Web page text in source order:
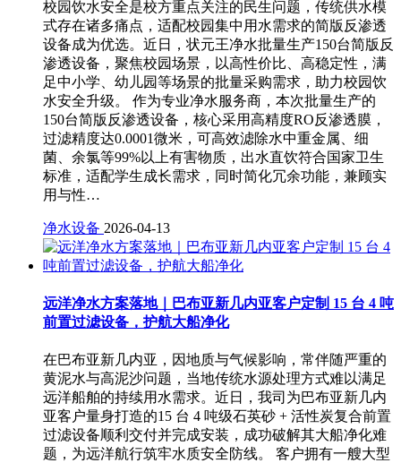
校园饮水安全是校方重点关注的民生问题，传统供水模
式存在诸多痛点，适配校园集中用水需求的简版反渗透
设备成为优选。近日，状元王净水批量生产150台简版反
渗透设备，聚焦校园场景，以高性价比、高稳定性，满
足中小学、幼儿园等场景的批量采购需求，助力校园饮
水安全升级。 作为专业净水服务商，本次批量生产的
150台简版反渗透设备，核心采用高精度RO反渗透膜，
过滤精度达0.0001微米，可高效滤除水中重金属、细
菌、余氯等99%以上有害物质，出水直饮符合国家卫生
标准，适配学生成长需求，同时简化冗余功能，兼顾实
用与性…
净水设备 2026-04-13
远洋净水方案落地｜巴布亚新几内亚客户定制 15 台 4 吨
前置过滤设备，护航大船净化
在巴布亚新几内亚，因地质与气候影响，常伴随严重的
黄泥水与高泥沙问题，当地传统水源处理方式难以满足
远洋船舶的持续用水需求。近日，我司为巴布亚新几内
亚客户量身打造的15 台 4 吨级石英砂 + 活性炭复合前置
过滤设备顺利交付并完成安装，成功破解其大船净化难
题，为远洋航行筑牢水质安全防线。 客户拥有一艘大型